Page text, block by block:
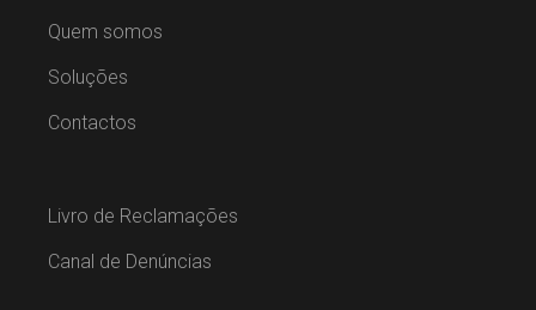
Quem somos
Soluções
Contactos
Livro de Reclamações
Canal de Denúncias